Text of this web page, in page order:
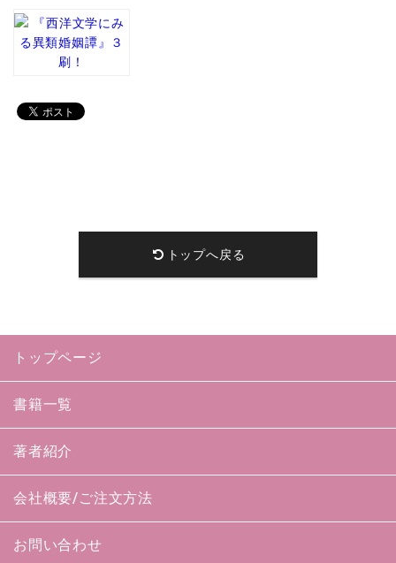
トップへ戻る
トップページ
書籍一覧
著者紹介
会社概要/ご注文方法
お問い合わせ